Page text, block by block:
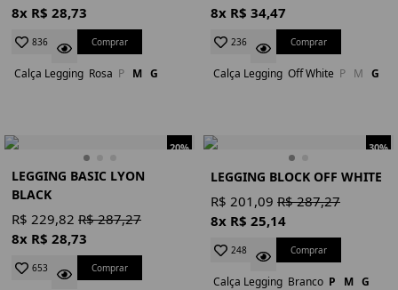
8x R$ 28,73
836 Comprar
Calça Legging Rosa P M G
8x R$ 34,47
236 Comprar
Calça Legging Off White P M G
20%
LEGGING BASIC LYON
BLACK
R$ 229,82 R$ 287,27
8x R$ 28,73
653 Comprar
30%
LEGGING BLOCK OFF WHITE
R$ 201,09 R$ 287,27
8x R$ 25,14
248 Comprar
Calça Legging Branco P M G